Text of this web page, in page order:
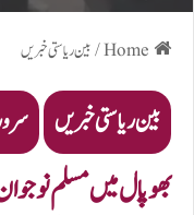
/بین ریاستی خبریں
بین ریاستی خبریں